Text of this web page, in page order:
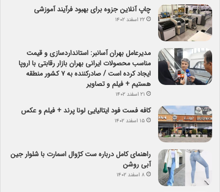
چاپ آنلاین جزوه برای بهبود فرآیند آموزشی
۲۲ اسفند ۱۴۰۲
مدیرعامل بهران آسانبر: استانداردسازی و قیمت
مناسب محصولات ایرانی بهران بازار رقابتی با اروپا
ایجاد کرده است / صادرکننده به ۷ کشور منطقه
هستیم + فیلم و تصاویر
۲۱ اسفند ۱۴۰۲
کافه فست فود ایتالیایی لونا پرند + فیلم و عکس
۱۵ اسفند ۱۴۰۲
راهنمای کامل درباره ست کژوال اسمارت با شلوار جین
آبی روشن
۸ اسفند ۱۴۰۲